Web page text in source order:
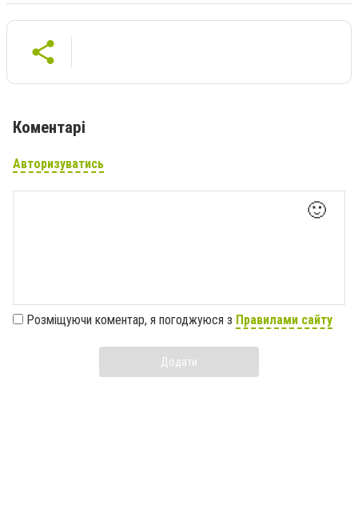
Коментарі
Авторизуватись
🙂
Розміщуючи коментар, я погоджуюся з Правилами сайту
Додати